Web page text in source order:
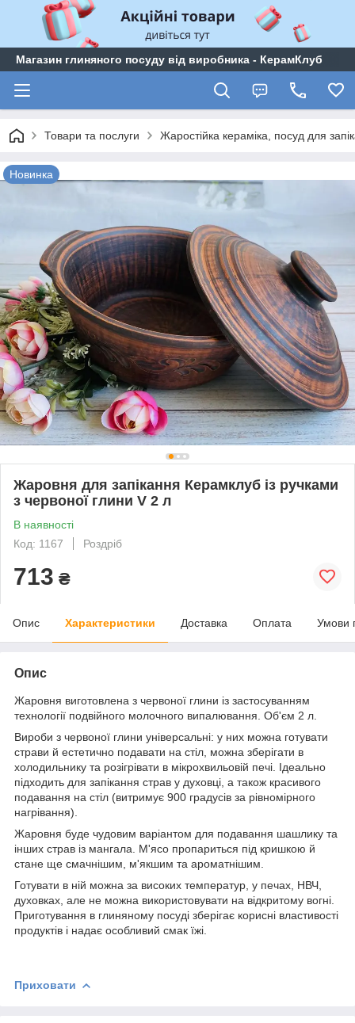
Магазин глиняного посуду від виробника - КерамКлуб
Товари та послуги Жаростійка кераміка, посуд для
Новинка
Жаровня для запікання Керамклуб із ручками
з червоної глини V 2 л
В наявності
Код: 1167
Роздріб
713 ₴
Опис Характеристики Доставка Оплата Умови
Опис
Жаровня виготовлена з червоної глини із застосуванням
технології подвійного молочного випалювання. Об'єм 2 л.
Вироби з червоної глини універсальні: у них можна готувати
страви й естетично подавати на стіл, можна зберігати в
холодильнику та розігрівати в мікрохвильовій печі. Ідеально
підходить для запікання страв у духовці, а також красивого
подавання на стіл (витримує 900 градусів за рівномірного
нагрівання).
Жаровня буде чудовим варіантом для подавання шашлику та
інших страв із мангала. М'ясо пропариться під кришкою й
стане ще смачнішим, м'якшим та ароматнішим.
Готувати в ній можна за високих температур, у печах, НВЧ,
духовках, але не можна використовувати на відкритому вогні.
Приготування в глиняному посуді зберігає корисні властивості
продуктів і надає особливий смак їжі.
Приховати